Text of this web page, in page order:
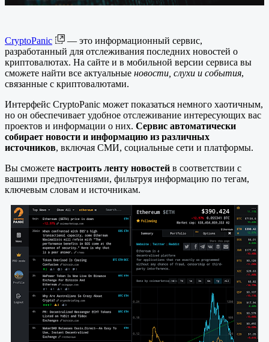
CryptoPanic
— это информационный сервис,
разработанный для отслеживания последних новостей о
криптовалютах. На сайте и в мобильной версии сервиса вы
сможете найти все актуальные новости, слухи и события,
связанные с криптовалютами.
Интерфейс CryptoPanic может показаться немного хаотичным,
но он обеспечивает удобное отслеживание интересующих вас
проектов и информации о них. Сервис автоматически
собирает новости и информацию из различных
источников, включая СМИ, социальные сети и платформы.
Вы сможете настроить ленту новостей в соответствии с
вашими предпочтениями, фильтруя информацию по тегам,
ключевым словам и источникам.